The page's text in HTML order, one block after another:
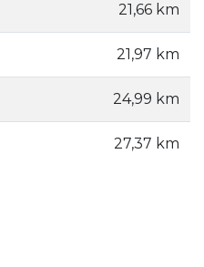
21,66 km
21,97 km
24,99 km
27,37 km